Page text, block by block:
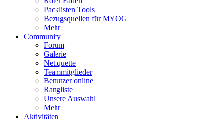
Packlisten Tools
Bezugsquellen für MYOG
Mehr
Community
Forum
Galerie
Netiquette
Teammitglieder
Benutzer online
Rangliste
Unsere Auswahl
Mehr
Aktivitäten